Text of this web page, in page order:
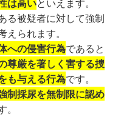
は高いといえます。
る被疑者に対して強制
られます。
への侵害行為であると
尊厳を著しく害する捜
も与える行為です。
制採尿を無制限に認め